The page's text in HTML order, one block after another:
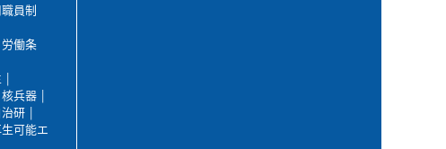
員制
働条
兵器
研
可能エ